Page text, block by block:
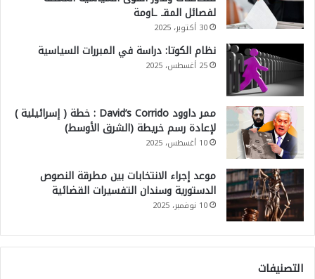
ط
ن
ي
ة
لفصائل المقـ ـاومة
30 أكتوبر، 2025
نظام الكوتا: دراسة في المبررات السياسية
25 أغسطس، 2025
ممر داوود David’s Corrido : خطة ( إسرائيلية )
لإعادة رسم خريطة (الشرق الأوسط)
10 أغسطس، 2025
موعد إجراء الانتخابات بين مطرقة النصوص
الدستورية وسندان التفسيرات القضائية
10 نوفمبر، 2025
التصنيفات